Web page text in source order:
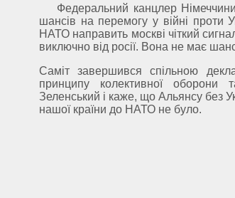
Федеральний канцлер
шансів на перемогу у війні проти
НАТО направить москві чіткий
виключно від росії. Вона не має
Саміт завершився спільною
принципу колективної оборони
Зеленський і каже, що Альянсу без
нашої країни до НАТО не було.